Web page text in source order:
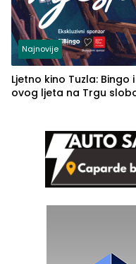
Najnovije
Ljetno kino Tuzla: Bingo i
ovog ljeta na Trgu